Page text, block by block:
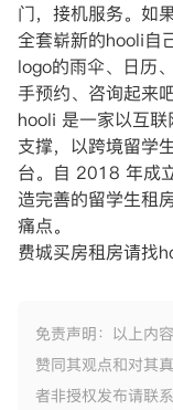
门，接机服务。如
全套崭新的hooli自
logo的雨伞、日历
手预约、咨询起来吧
hooli 是一家以互
支撑，以跨境留学
台。自 2018 年成
造完善的留学生租
痛点。
费城买房租房请找
免责声明：以上内
赞同其观点和对其
者非授权发布请联